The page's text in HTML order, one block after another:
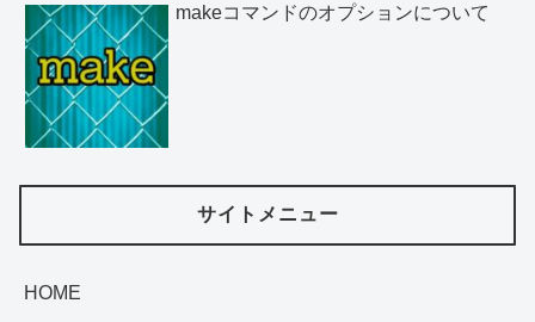
makeコマンドのオプションについて
サイトメニュー
HOME